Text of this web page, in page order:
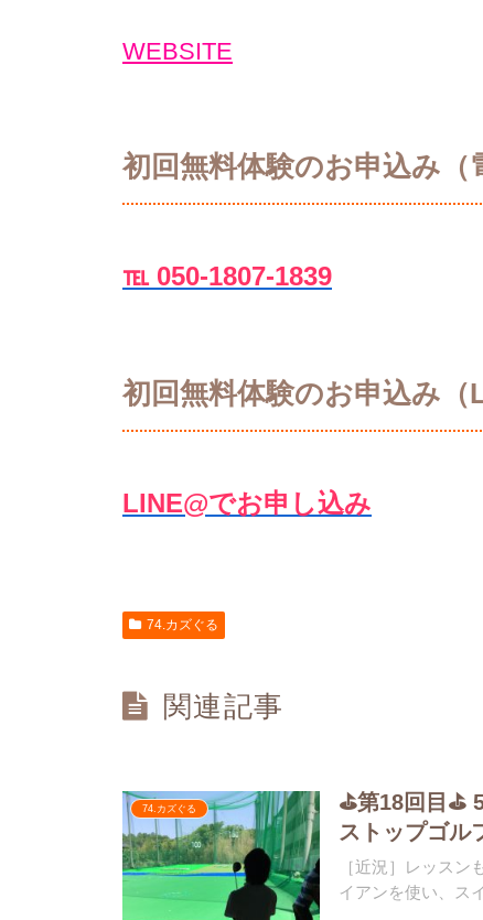
WEBSITE
初回無料体験のお申込み（
℡ 050-1807-1839
初回無料体験のお申込み（
LINE@でお申し込み
74.カズぐる
関連記事
74.カズぐる
⛳️第18回目⛳️
ストップゴル
［近況］レッス
イアンを使い、ス